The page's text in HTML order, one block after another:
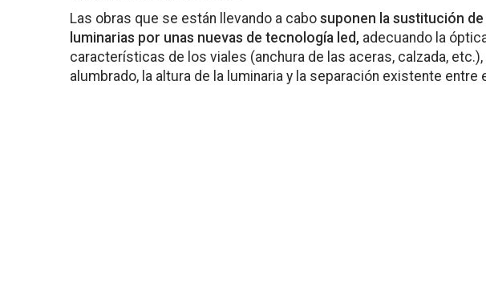
Las obras que se están llevando a cabo suponen la sustitución de
luminarias por unas nuevas de tecnología led, adecuando la
características de los viales (anchura de las aceras, calzada,
alumbrado, la altura de la luminaria y la separación existente entre